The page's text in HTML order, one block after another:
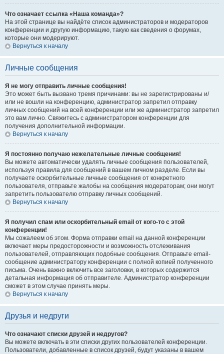
Что означает ссылка «Наша команда»?
На этой странице вы найдёте список администраторов и модераторов
конференции и другую информацию, такую как сведения о форумах,
которые они модерируют.
Вернуться к началу
Личные сообщения
Я не могу отправить личные сообщения!
Это может быть вызвано тремя причинами: вы не зарегистрированы и/
или не вошли на конференцию, администратор запретил отправку
личных сообщений на всей конференции или же администратор запретил
это вам лично. Свяжитесь с администратором конференции для
получения дополнительной информации.
Вернуться к началу
Я постоянно получаю нежелательные личные сообщения!
Вы можете автоматически удалять личные сообщения пользователей,
используя правила для сообщений в вашем личном разделе. Если вы
получаете оскорбительные личные сообщения от конкретного
пользователя, отправьте жалобы на сообщения модераторам; они могут
запретить пользователю отправку личных сообщений.
Вернуться к началу
Я получил спам или оскорбительный email от кого-то с этой
конференции!
Мы сожалеем об этом. Форма отправки email на данной конференции
включает меры предосторожности и возможность отслеживания
пользователей, отправляющих подобные сообщения. Отправьте email-
сообщение администратору конференции с полной копией полученного
письма. Очень важно включить все заголовки, в которых содержится
детальная информация об отправителе. Администратор конференции
сможет в этом случае принять меры.
Вернуться к началу
Друзья и недруги
Что означают списки друзей и недругов?
Вы можете включать в эти списки других пользователей конференции.
Пользователи, добавленные в список друзей, будут указаны в вашем